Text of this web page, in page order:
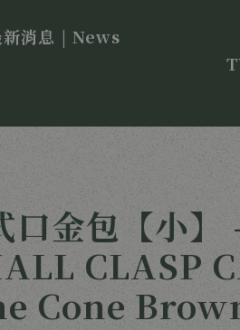
新消息 | News
口金包【小】
CLASP
Cone